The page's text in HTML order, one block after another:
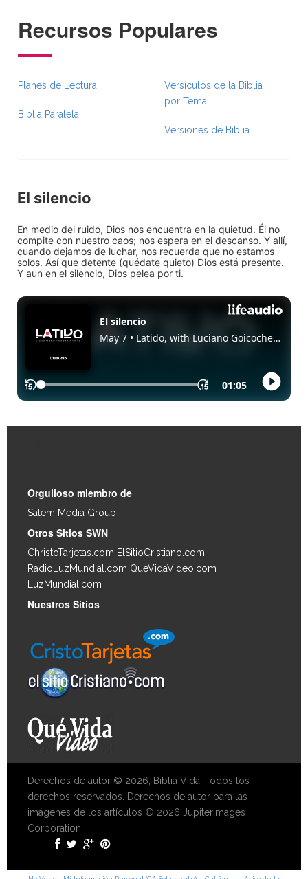
Recursos Populares
Planes de Lectura
Biblia Paralela
Versículos de la Biblia
por Tema
Versiones de Biblia
El silencio
En medio del ruido, Dios nos encuentra en la quietud. Él no
compite con nuestro caos; nos espera en el descanso. Y allí,
cuando dejamos de luchar, nos recuerda que no estamos
solos. Así que detente (quédate quieto) Dios está presente.
Y aun en el silencio, Dios pelea por ti.
Orgulloso miembro de
Salem Media Group
Otros Sitios SWN
ChristoTarjetas.com ElSitioCristiano.com
RadioLuzMundial.com QueVidaVideo.com
LuzMundial.com
Nuestros Sitios
Derechos de autor © 2026, Biblia Vida. Todos los
derechos reservados. Derechos de autor para las
imágenes de los artículos © 2026 JupiterImages
Corporation.